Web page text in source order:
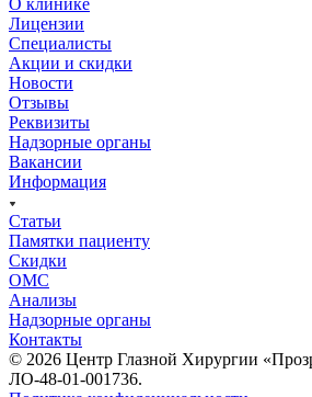
Лицензии
Специалисты
Акции и скидки
Новости
Отзывы
Реквизиты
Надзорные органы
Вакансии
Информация
Статьи
Памятки пациенту
Скидки
ОМС
Анализы
Надзорные органы
Контакты
© 2026 Центр Глазной Хирургии
ЛО-48-01-001736.